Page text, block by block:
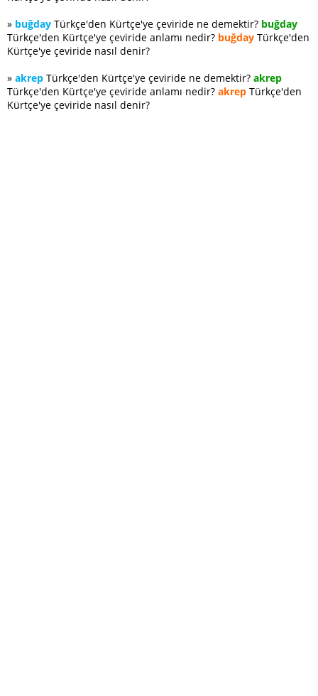
» buğday Türkçe'den Kürtçe'ye çeviride ne demektir? buğday
Türkçe'den Kürtçe'ye çeviride anlamı nedir? buğday Türkçe'den
Kürtçe'ye çeviride nasıl denir?
» akrep Türkçe'den Kürtçe'ye çeviride ne demektir? akrep
Türkçe'den Kürtçe'ye çeviride anlamı nedir? akrep Türkçe'den
Kürtçe'ye çeviride nasıl denir?